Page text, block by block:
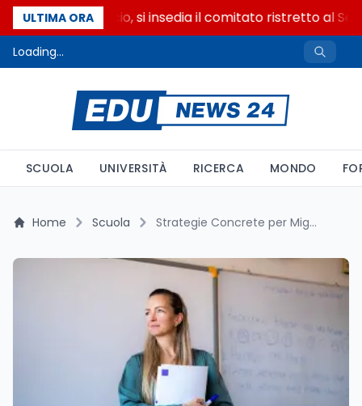
ULTIMA ORA
Riforma del calcio, si insedia il comitato ristretto al
Loading...
SCUOLA UNIVERSITÀ RICERCA MONDO
Home Scuola Strategie Concrete per Migliorare l’Attenzione in Classe: Cosa Può Davvero Aiutare i Docenti